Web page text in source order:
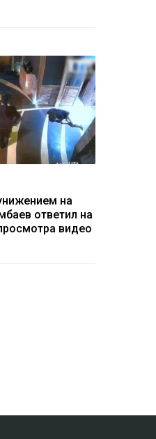
на
ответил на
видео